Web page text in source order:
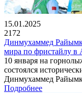
15.01.2025
2172
Динмухаммед
мира по фристайлу в
10 января на
состоялся
Динмухаммед
Подробнее